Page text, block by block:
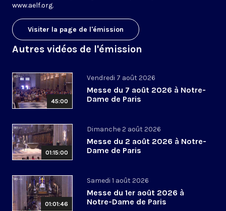
www.aelf.org.
Visiter la page de l'émission
Autres vidéos de l'émission
45:00
Vendredi 7 août 2026
Messe du 7 août 2026 à Notre-
Dame de Paris
01:15:00
Dimanche 2 août 2026
Messe du 2 août 2026 à Notre-
Dame de Paris
01:01:46
Samedi 1 août 2026
Messe du 1er août 2026 à
Notre-Dame de Paris